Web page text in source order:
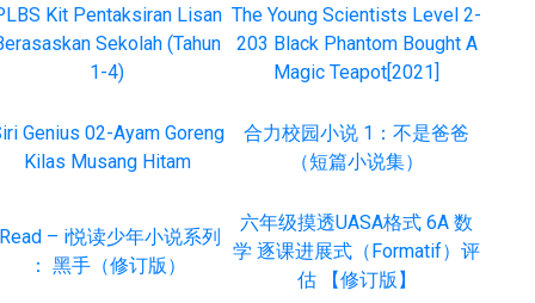
Kit Pentaksiran Lisan
Sekolah (Tahun
1-4)
The Young Scientists Level 2-
203 Black Phantom Bought A
Magic Teapot[2021]
Genius 02-Ayam Goreng
Kilas Musang Hitam
合力校园小说 1：不是爸爸
（短篇小说集）
– i悦读少年小说系列
： 黑手（修订版）
六年级摸透UASA格式 6A 数
学 逐课进展式（Formatif）评
估 【修订版】